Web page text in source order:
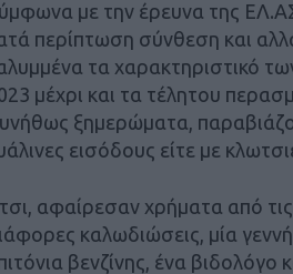
με την έρευνα της
περίπτωση σύνθεση και
τα χαρακτηριστικό
μέχρι και τα τέλητου
ξημερώματα,
εισόδους είτε με
αφαίρεσαν χρήματα από
καλωδιώσεις, μία
βενζίνης, ένα βιδολόγο